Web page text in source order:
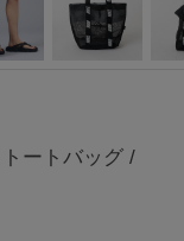
トートバッグ /